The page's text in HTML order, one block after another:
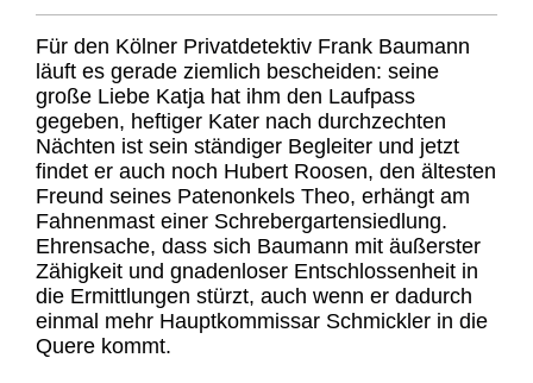
Für den Kölner Privatdetektiv Frank Baumann
läuft es gerade ziemlich bescheiden: seine
große Liebe Katja hat ihm den Laufpass
gegeben, heftiger Kater nach durchzechten
Nächten ist sein ständiger Begleiter und jetzt
findet er auch noch Hubert Roosen, den ältesten
Freund seines Patenonkels Theo, erhängt am
Fahnenmast einer Schrebergartensiedlung.
Ehrensache, dass sich Baumann mit äußerster
Zähigkeit und gnadenloser Entschlossenheit in
die Ermittlungen stürzt, auch wenn er dadurch
einmal mehr Hauptkommissar Schmickler in die
Quere kommt.